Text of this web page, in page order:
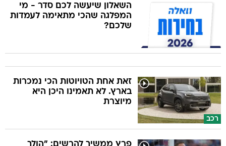
השאלון שיעשה לכם סדר - מי
המפלגה שהכי מתאימה לעמדות
שלכם?
רכב
זאת אחת הטויוטות הכי נמכרות
בארץ. לא תאמינו היכן היא
מיוצרת
פרץ ממשיך להרשים: "הולך